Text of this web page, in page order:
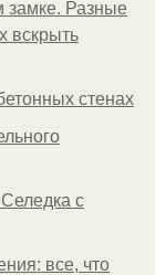
замке. Разные
вскрыть
стенах
с
все, что